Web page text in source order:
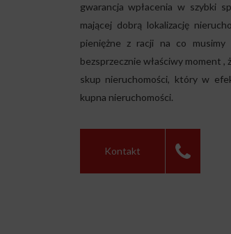
gwarancja wpłacenia w szybki
mającej dobrą lokalizację
pieniężne z racji na co
bezsprzecznie właściwy moment
skup nieruchomości, który w
kupna nieruchomości.
Kontakt